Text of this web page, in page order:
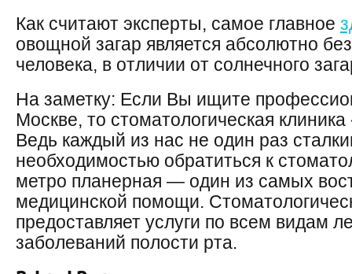
Как считают эксперты, самое главное
овощной загар является абсолютно
человека, в отличии от солнечного
На заметку: Если Вы ищите
Москве, то стоматологическая
Ведь каждый из нас не один раз
необходимостью обратиться к
метро планерная — один из самых
медицинской помощи.
предоставляет услуги по всем видам
заболеваний полости рта.